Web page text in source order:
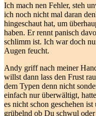
Ich mach nen Fehler, steh
ich noch nicht mal daran
hingeschaut hat, um
haben. Er rennt panisch
schlimm ist. Ich war doch
Augen feucht.
Andy griff nach meiner
willst dann lass den Frust
dem Typen denn nicht
einfach nur überwältigt,
es nicht schon geschehen
grübelnd ob Du schwul